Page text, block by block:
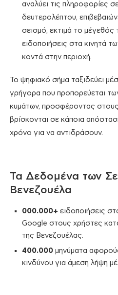
αναλύει τις πληροφορίες
δευτερολέπτου,
σεισμό, εκτιμά το μέγεθός
ειδοποιήσεις στα κινητά
κοντά στην περιοχή.
Το ψηφιακό σήμα ταξιδεύει
γρήγορα που προπορεύεται
κυμάτων, προσφέροντας
βρίσκονται σε κάποια
χρόνο για να αντιδράσουν.
Τα Δεδομένα των
Βενεζουέλα
000.000+ ειδοποιήσεις
Google στους χρήστες
της Βενεζουέλας.
400.000 μηνύματα
κινδύνου για άμεση λήψη